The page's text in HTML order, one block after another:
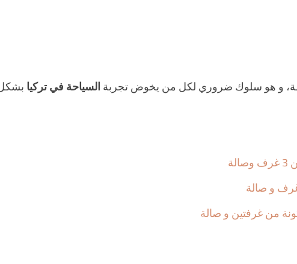
و هو سلوك ضروري لكل من يخوض تجربةالسياحة في تركيا
من غرفتين و صالة